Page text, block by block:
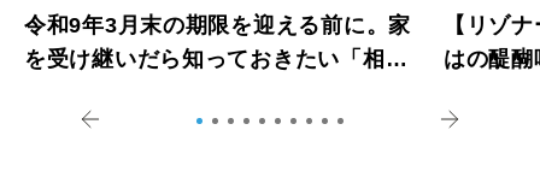
令和9年3月末の期限を迎える前に。家
を受け継いだら知っておきたい「相続
【リゾ
はの醍